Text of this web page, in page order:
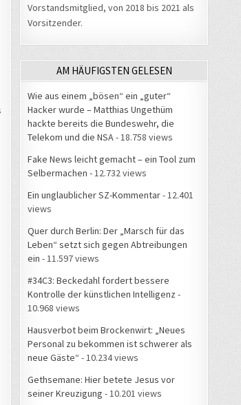
Vorstandsmitglied, von 2018 bis 2021 als
Vorsitzender.
AM HÄUFIGSTEN GELESEN
Wie aus einem „bösen“ ein „guter“
Hacker wurde – Matthias Ungethüm
hackte bereits die Bundeswehr, die
Telekom und die NSA - 18.758 views
Fake News leicht gemacht – ein Tool zum
Selbermachen - 12.732 views
Ein unglaublicher SZ-Kommentar- 12.401
views
Quer durch Berlin: Der „Marsch für das
Leben“ setzt sich gegen Abtreibungen
ein - 11.597 views
#34C3: Beckedahl fordert bessere
Kontrolle der künstlichen Intelligenz -
10.968 views
Hausverbot beim Brockenwirt: „Neues
Personal zu bekommen ist schwerer als
neue Gäste“ - 10.234 views
Gethsemane: Hier betete Jesus vor
seiner Kreuzigung - 10.201 views